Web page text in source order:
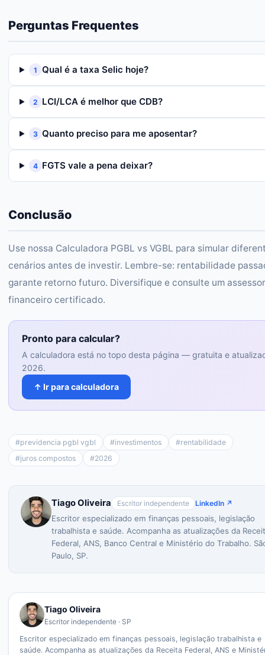
Perguntas Frequentes
1 Qual é a taxa Selic hoje?
2 LCI/LCA é melhor que CDB?
3 Quanto preciso para me aposentar?
4 FGTS vale a pena deixar?
Conclusão
Use nossa Calculadora PGBL vs VGBL para simular
cenários antes de investir. Lembre-se: rentabilidade
garante retorno futuro. Diversifique e consulte um assessor
financeiro certificado.
Pronto para calcular?
A calculadora está no topo desta página — gratuita e
2026.
↑ Ir para calculadora
#previdencia pgbl vgbl #investimentos #rentabilidade
#juros compostos #2026
Tiago Oliveira Escritor independente LinkedIn ↗
Escritor especializado em finanças pessoais, legislação
trabalhista e saúde. Acompanha as atualizações da
Federal, ANS, Banco Central e Ministério do Trabalho.
Paulo, SP.
Tiago Oliveira
Escritor independente · SP
Escritor especializado em finanças pessoais, legislação trabalhista e
saúde. Acompanha as atualizações da Receita Federal, ANS e